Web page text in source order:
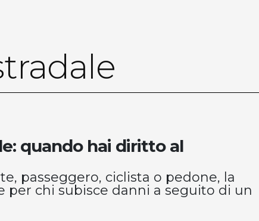
quando hai diritto al
passeggero, ciclista o pedone, la
per chi subisce danni a seguito di un